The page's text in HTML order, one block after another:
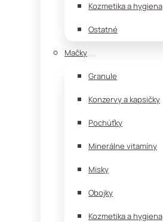
Kozmetika a hygiena
Ostatné
Mačky
Granule
Konzervy a kapsičky
Pochúťky
Minerálne vitamíny
Misky
Obojky
Kozmetika a hygiena